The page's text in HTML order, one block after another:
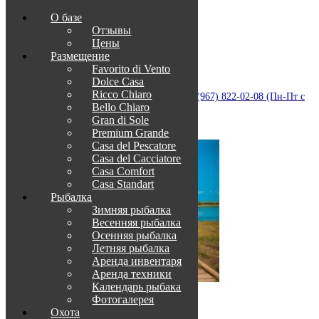
Приветствуем в Венеции на Каспии!
info@otdih-v-astrakhani.ru Как нас найти
+7 (967) 822-02-08 (Пн-Пт с
09:00 до 18:00)
Забронировать
О базе
Отзывы
Цены
Размещение
Favorito di Vento
Dolce Casa
Ricco Chiaro
Bello Chiaro
Gran di Sole
Premium Grande
Casa del Pescatore
Casa del Cacсiatore
Casa Comfort
Casa Standart
Рыбалка
Зимняя рыбалка
Весенняя рыбалка
Осенняя рыбалка
Летняя рыбалка
Аренда инвентаря
Аренда техники
Календарь рыбака
Фотогалерея
Охота